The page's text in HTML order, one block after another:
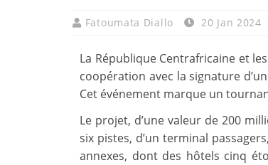
Fatoumata Diallo 20 Jan 2024
La République Centrafricaine et
coopération avec la signature
Cet événement marque un
Le projet, d’une valeur de 200
six pistes, d’un terminal
annexes, dont des hôtels cinq